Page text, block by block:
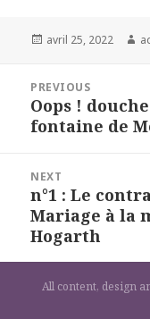
Posted
avril 25, 2022
l’article
PREVIOUS
Previous
post:
Oops !
fontaine de
NEXT
Next
post:
n°1 : Le
Mariage à la
Hogarth
All content, design